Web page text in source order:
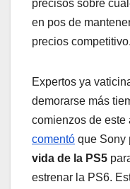
precisos sobre
en pos de
precios competitivo.
Expertos ya
demorarse más
comienzos de este
comentó que Sony
vida de la PS5
estrenar la PS6.